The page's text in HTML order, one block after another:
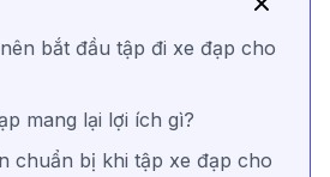
bắt đầu tập đi xe đạp cho
mang lại lợi ích gì?
chuẩn bị khi tập xe đạp cho